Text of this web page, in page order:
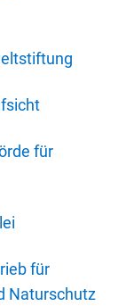
für
für
Naturschutz